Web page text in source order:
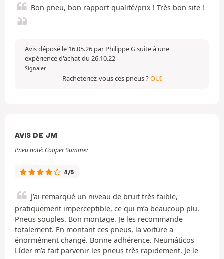
Bon pneu, bon rapport qualité/prix ! Très bon site !
Avis déposé le 16.05.26 par Philippe G suite à une
expérience d'achat du 26.10.22
Signaler
Racheteriez-vous ces pneus ?OUI
AVIS DE JM
Pneu noté: Cooper Summer
4/5
J’ai remarqué un niveau de bruit très faible,
pratiquement imperceptible, ce qui m’a beaucoup plu.
Pneus souples. Bon montage. Je les recommande
totalement. En montant ces pneus, la voiture a
énormément changé. Bonne adhérence. Neumáticos
Líder m’a fait parvenir les pneus très rapidement. Je le